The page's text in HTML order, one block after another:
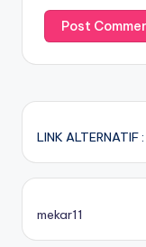
LINK ALTERNATIF :
mekar11